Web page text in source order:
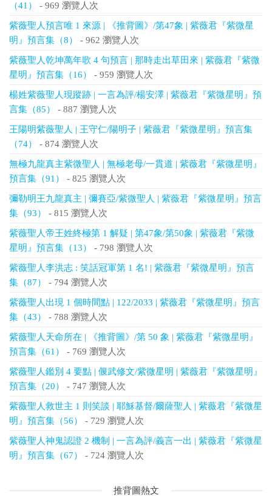
（41）
- 969 瀏覽人次
紫薇聖人預言唯 1 來源 | 《推背圖》/第47象 | 紫薇君『紫微星
明』預言集（8）
- 962 瀏覽人次
紫薇聖人乾坤萬年歌 4 句預言 | 那時走出草田來 | 紫薇君『紫微
星明』預言集（16）
- 959 瀏覽人次
楊姓紫薇聖人現蹤跡 | 一言為評/楊安澤 | 紫薇君『紫微星明』預
言集（85）
- 887 瀏覽人次
王陽明紫薇聖人 | 王守仁/陽明子 | 紫薇君『紫微星明』預言集
（74）
- 874 瀏覽人次
無極九龍真主紫微聖人 | 無極老母/一貫道 | 紫薇君『紫微星明』
預言集（91）
- 825 瀏覽人次
彌勒明王九龍真主 | 彌賽亞/紫微聖人 | 紫薇君『紫微星明』預言
集（93）
- 815 瀏覽人次
紫薇聖人帝王姓終極第 1 解疑 | 第47象/第50象 | 紫薇君『紫微
星明』預言集（13）
- 798 瀏覽人次
紫薇聖人李洪志 : 笑話冠軍第 1 名! | 紫薇君『紫微星明』預言
集（87）
- 794 瀏覽人次
紫薇聖人出現 1 個時間點 | 122/2033 | 紫薇君『紫微星明』預言
集（43）
- 788 瀏覽人次
紫薇聖人天命所在 | 《推背圖》/第 50 象 | 紫薇君『紫微星明』
預言集（61）
- 769 瀏覽人次
紫薇聖人鑑別 4 要點 | 偃武修文/紫微星明 | 紫薇君『紫微星明』
預言集（20）
- 747 瀏覽人次
紫薇聖人救世主 1 則笑談 | 耶穌基督/爾薩聖人 | 紫薇君『紫微星
明』預言集（56）
- 729 瀏覽人次
紫薇聖人神鬼認證 2 機制 | 一言為評/義言一出 | 紫薇君『紫微星
明』預言集（67）
- 724 瀏覽人次
推背圖熱文